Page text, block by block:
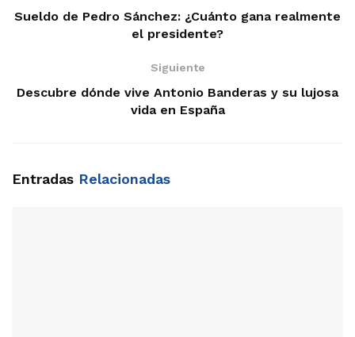
Sueldo de Pedro Sánchez: ¿Cuánto gana realmente
el presidente?
Siguiente
Descubre dónde vive Antonio Banderas y su lujosa
vida en España
Entradas Relacionadas